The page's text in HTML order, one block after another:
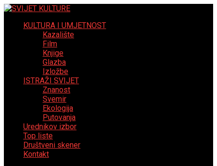
KULTURA I UMJETNOST
Kazalište
Film
Knjige
Glazba
Izložbe
ISTRAŽI SVIJET
Znanost
Svemir
Ekologija
Putovanja
Urednikov izbor
Top liste
Društveni skener
Kontakt